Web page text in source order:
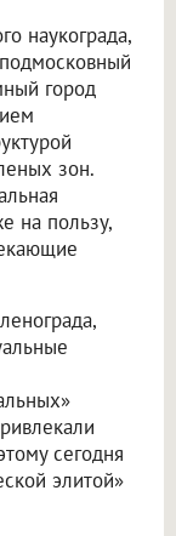
наукограда,
город
зон.
на пользу,
сегодня
элитой»